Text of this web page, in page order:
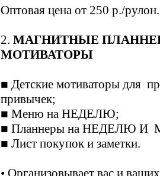
Оптовая цена от 250 р./рулон.
2. МАГНИТНЫЕ
МОТИВАТОРЫ
■ Детские мотиваторы для
привычек;
■ Меню на НЕДЕЛЮ;
■ Планнеры на НЕДЕЛЮ И
■ Лист покупок и заметки.
• Организовывает вас и